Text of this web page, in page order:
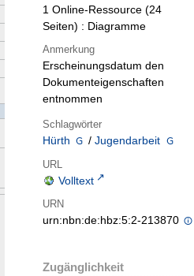
1 Online-Ressource (24
Seiten) : Diagramme
Anmerkung
Erscheinungsdatum den
Dokumenteigenschaften
entnommen
Schlagwörter
Hürth / Jugendarbeit
URL
Volltext
URN
urn:nbn:de:hbz:5:2-213870
Zugänglichkeit